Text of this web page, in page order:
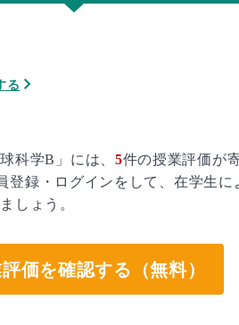
る
科学B」には、 5件の授業評価が
登録・ログインをして、在学生
しょう。
価を確認する（無料）